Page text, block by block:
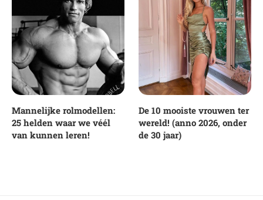
Mannelijke rolmodellen:
25 helden waar we véél
van kunnen leren!
De 10 mooiste vrouwen ter
wereld! (anno 2026, onder
de 30 jaar)